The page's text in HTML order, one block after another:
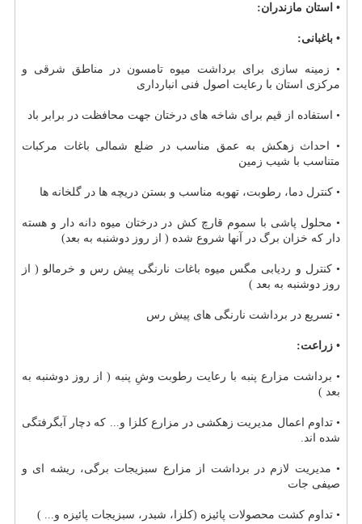
• استان مازندران:
• باغبانی:
• زمینه سازی برای برداشت میوه تامسون در مناطق شرقی و
مركزی استان با رعایت اصول فنی انبارداری
• استفاده از قیم برای شاخه های درختان جهت محافظت در برابر باد
• احداث زهكش به عمق مناسب در ضلع شمالی باغات مركبات
متناسب با شیب زمین
• كنترل دما، رطوبت، تهوبه مناسب و بستن دریچه ها در گلخانه ها
• محلول پاشی با سموم قارچ كش در درختان میوه دانه دار و هسته
دار كه خزان برگ در آنها شروع شده ( از روز دوشنبه به بعد)
• كنترل و ردیابی مگس میوه باغات نارنگی پیش رس و خرمالو ( از
روز دوشنبه به بعد )
• تسریع در برداشت نارنگی های پیش رس
• زراعت:
• برداشت مزارع پنبه با رعایت رطوبت وشِ پنبه ( از روز دوشنبه به
بعد )
• تداوم اعمال مدیریت زهكشی در مزارع كلزا و... كه دچار آبگرفتگی
شده اند.
• مدیریت لازم در برداشت از مزارع سبزیجات برگی، ریشه ای و
صیفی جات
• تداوم كشت محصولات پائیزه (كلزا، شبدر، سبزیجات پائیزه و... )